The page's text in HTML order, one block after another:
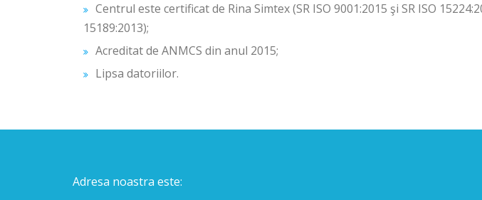
Centrul este certificat de Rina Simtex (SR ISO 9001:2015 şi SR ISO
15189:2013);
Acreditat de ANMCS din anul 2015;
Lipsa datoriilor.
Adresa noastra este: